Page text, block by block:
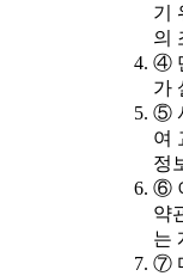
기
의
④
가
⑤
여
정
⑥
약
는
⑦